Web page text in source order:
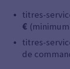
titres-
€
titres-
de